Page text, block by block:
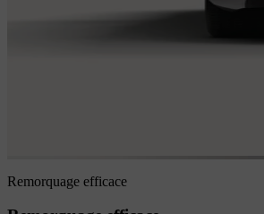
Remorquage efficace